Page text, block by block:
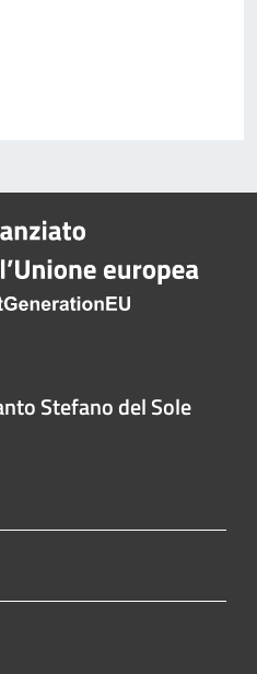
Stefano del Sole